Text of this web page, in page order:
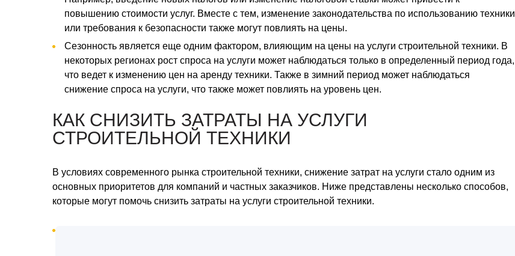
повышению стоимости услуг. Вместе с тем, изменение законодательства по использованию техники
или требования к безопасности также могут повлиять на цены.
Сезонность является еще одним фактором, влияющим на цены на услуги строительной техники. В
некоторых регионах рост спроса на услуги может наблюдаться только в определенный период года,
что ведет к изменению цен на аренду техники. Также в зимний период может наблюдаться
снижение спроса на услуги, что также может повлиять на уровень цен.
КАК СНИЗИТЬ ЗАТРАТЫ НА УСЛУГИ
СТРОИТЕЛЬНОЙ ТЕХНИКИ
В условиях современного рынка строительной техники, снижение затрат на услуги стало одним из
основных приоритетов для компаний и частных заказчиков. Ниже представлены несколько способов,
которые могут помочь снизить затраты на услуги строительной техники.